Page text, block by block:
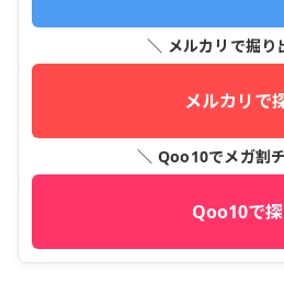
＼ メルカリで掘り
メルカリで
＼ Qoo10でメガ割
Qoo10で